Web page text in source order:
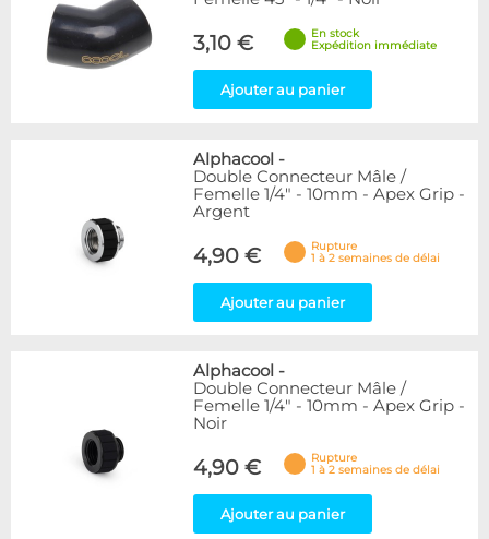
3,10 €
En stock
Expédition immédiate
Ajouter au panier
Alphacool -
Double Connecteur Mâle /
Femelle 1/4" - 10mm - Apex Grip -
Argent
4,90 €
Rupture
1 à 2 semaines de délai
Ajouter au panier
Alphacool -
Double Connecteur Mâle /
Femelle 1/4" - 10mm - Apex Grip -
Noir
4,90 €
Rupture
1 à 2 semaines de délai
Ajouter au panier